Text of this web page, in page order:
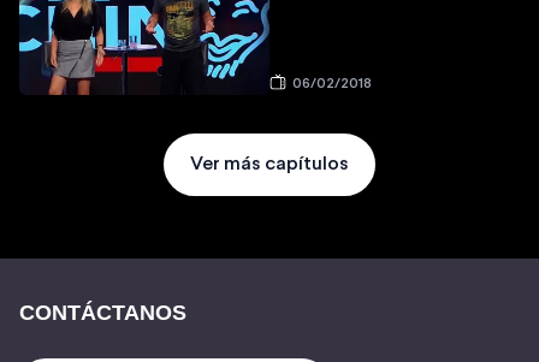
06/02/2018
Ver más capítulos
CONTÁCTANOS